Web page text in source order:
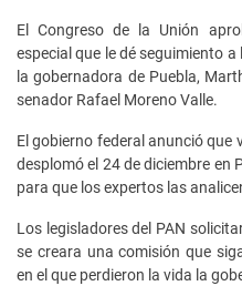
El Congreso de la Unión
especial que le dé seguimiento
la gobernadora de Puebla,
senador Rafael Moreno Valle.
El gobierno federal anunció que
desplomó el 24 de diciembre en
para que los expertos las
Los legisladores del PAN
se creara una comisión que
en el que perdieron la vida la